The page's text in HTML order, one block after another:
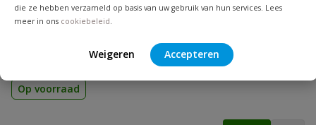
die ze hebben verzameld op basis van uw gebruik van hun services. Lees
meer in ons cookiebeleid.
Weigeren Accepteren
Druppelslang klemkoppeling sok
Materiaal: PP | Aansluiting: klem | Diameter: 16, 20 en 25 mm |
Voor het verbinden van druppelslangen en aanvoerslangen
Op voorraad